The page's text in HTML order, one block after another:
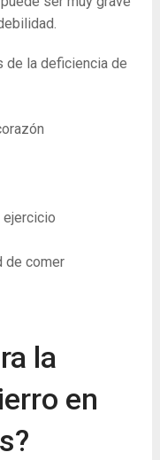
de la deficiencia de
de comer
la
en